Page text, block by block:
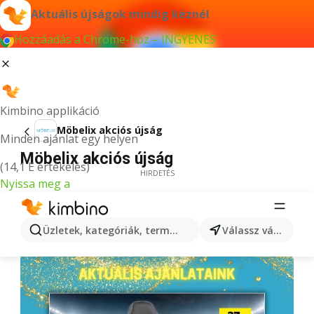
Aktuális újságok mindig kéznél
Hozzáadás a Chrome-hoz – INGYENES
Kimbino applikáció
Minden ajánlat egy helyen
(14,1 E értékelés)
Nyissa meg a
Üzletek, kategóriák, termékek keresése... Válassz várost
Möbelix akciós újság
Möbelix akciós újság
HIRDETÉS